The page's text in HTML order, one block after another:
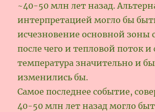
~40-50 млн лет назад.
интерпретацией могло бы
исчезновение основной зоны
после чего и тепловой поток и
температура значительно и
изменились бы.
Самое последнее событие,
40-50 млн лет назад могло